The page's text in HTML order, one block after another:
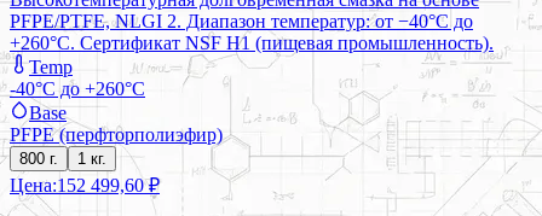
PFPE/PTFE, NLGI 2. Диапазон температур: от −40°C до
+260°C. Сертификат NSF H1 (пищевая промышленность).
Temp
-40°C до +260°C
Base
PFPE (перфторполиэфир)
800 г. 1 кг.
Цена:152 499,60 ₽